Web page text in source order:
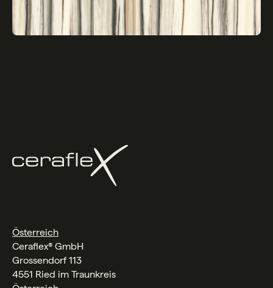
Österreich
Ceraflex® GmbH
Grossendorf 113
4551 Ried im Traunkreis